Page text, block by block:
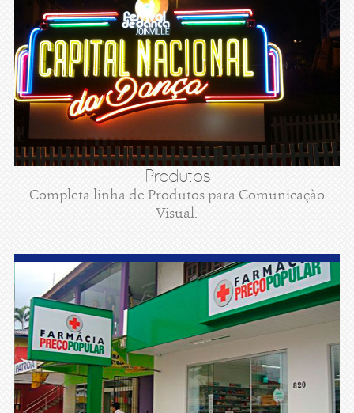
Produtos
Completa linha de Produtos para Comunicaçào
Visual.